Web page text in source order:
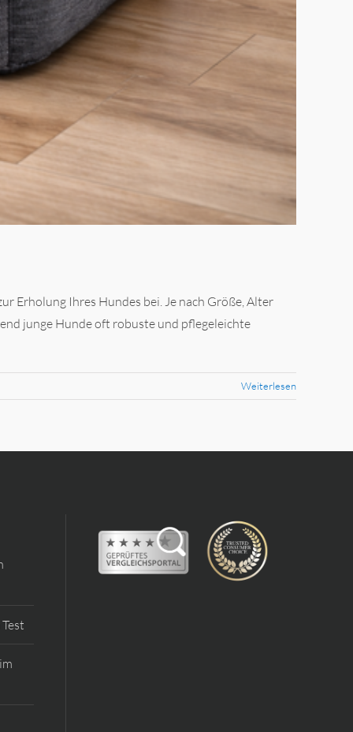
Erholung Ihres Hundes bei. Je nach Größe, Alter
junge Hunde oft robuste und pflegeleichte
Weiterlesen